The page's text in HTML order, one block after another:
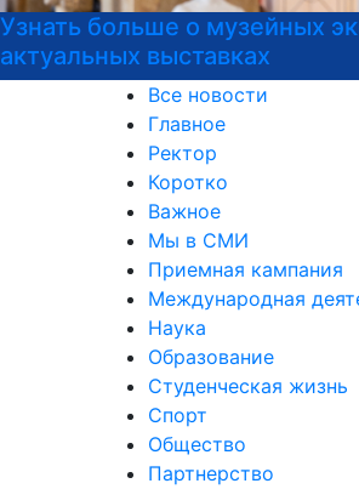
Узнать больше о музейных
актуальных выставках
Все новости
Главное
Ректор
Коротко
Важное
Мы в СМИ
Приемная кампания
Международная
Наука
Образование
Студенческая жизнь
Спорт
Общество
Партнерство